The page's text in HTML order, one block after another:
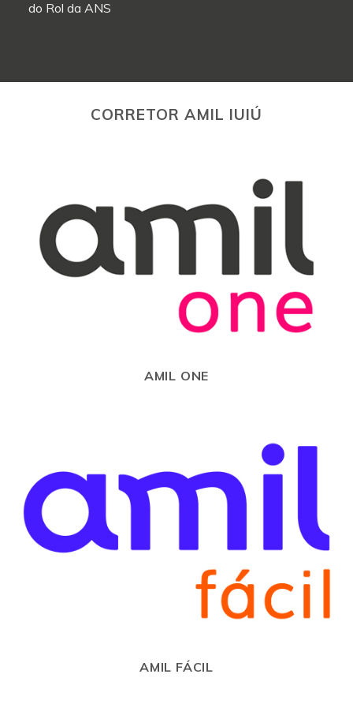
do Rol da ANS
CORRETOR AMIL IUIÚ
AMIL ONE
AMIL FÁCIL